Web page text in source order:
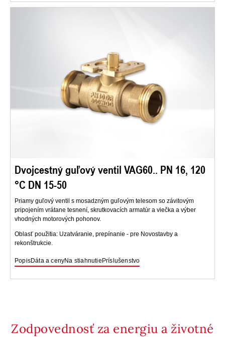
Dvojcestný guľový ventil VAG60.. PN 16, 120
°C DN 15-50
Priamy guľový ventil s mosadzným guľovým telesom so závitovým
pripojením vrátane tesnení, skrutkovacích armatúr a viečka a výber
vhodných motorových pohonov.
Oblasť použitia: Uzatváranie, prepínanie - pre Novostavby a
rekonštrukcie.
PopisDáta a cenyNa stiahnutiePríslušenstvo
Zodpovednosť za energiu a životné